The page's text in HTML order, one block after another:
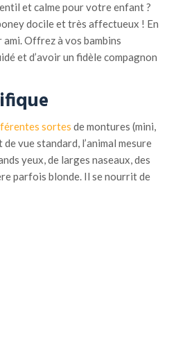
et calme pour votre enfant ?
docile et très affectueux ! En
Offrez à vos bambins
et d’avoir un fidèle compagnon
sortes de montures (mini,
vue standard, l’animal mesure
yeux, de larges naseaux, des
parfois blonde. Il se nourrit de